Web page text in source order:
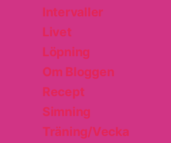
Intervaller
Livet
Löpning
Om Bloggen
Recept
Simning
Träning/Vecka